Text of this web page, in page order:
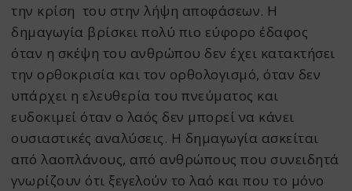
την κρίση του στην λήψη αποφάσεων. Η
δημαγωγία βρίσκει πολύ πιο εύφορο έδαφος
όταν η σκέψη του ανθρώπου δεν έχει κατακτήσει
την ορθοκρισία και τον ορθολογισμό, όταν δεν
υπάρχει η ελευθερία του πνεύματος και
ευδοκιμεί όταν ο λαός δεν μπορεί να κάνει
ουσιαστικές αναλύσεις. Η δημαγωγία ασκείται
από λαοπλάνους, από ανθρώπους που συνειδητά
γνωρίζουν ότι ξεγελούν το λαό και που το μόνο